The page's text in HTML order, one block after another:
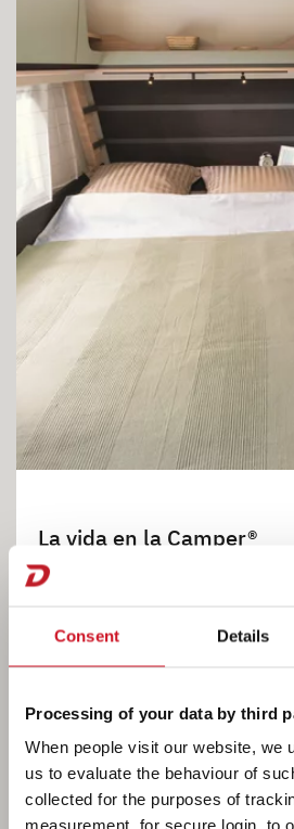
Consent Details
Processing of your data by third
When people visit our website, we
us to evaluate the behaviour of
collected for the purposes of
measurement, for secure login, to
La vida en la Camper®
Disfruta de un descanso
colchones de espuma fría de
de movimiento.
también el cuarto de aseo